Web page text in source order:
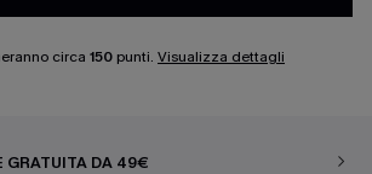
circa 150 punti. Visualizza dettagli
GRATUITA DA 49€